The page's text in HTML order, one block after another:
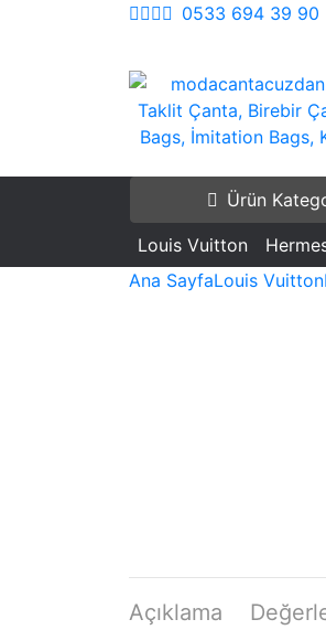
0533 694 39 90
Çanta, Birebir Çanta,
İmitation Bags,
Replica
Ürün
Louis Vuitton
Ana SayfaLouis Vuitton
Açıklama